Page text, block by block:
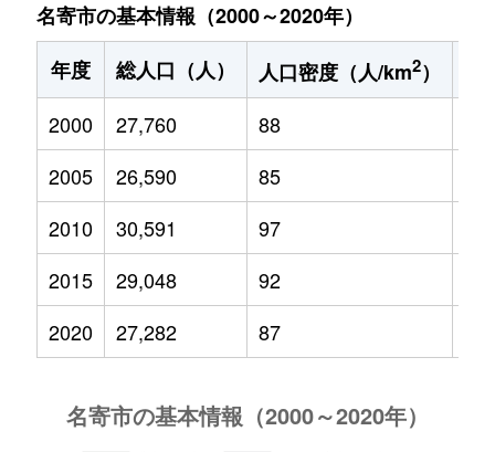
名寄市の基本情報（2000～2020年）
年度
総人口（人） 人口密度（人/km2）
2000
27,760 88
2005
26,590 85
2010
30,591 97
2015
29,048 92
2020
27,282 87